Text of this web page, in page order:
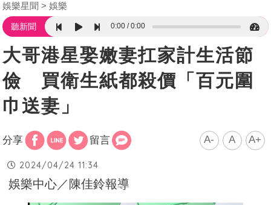
娛樂星聞 娛樂
聽新聞 0:00 0:00
大哥港星娶嫩妻扛家計生活節
儉 買衛生紙都殺價「百元圍
巾送妻」
分享 留言 A- A A+
2024/04/24 11:34
娛樂中心／陳佳鈴報導